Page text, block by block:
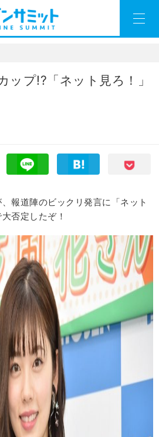
ップ!?「ネット見ろ！」
報道陣のビックリ発言に「ネット
否定したぞ！